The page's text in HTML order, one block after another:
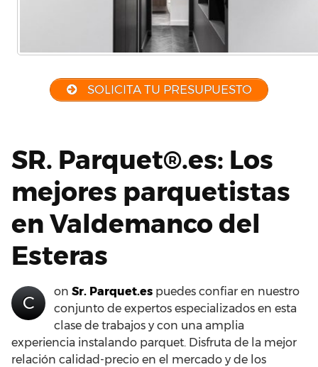
SOLICITA TU PRESUPUESTO
SR. Parquet®.es: Los
mejores parquetistas
en Valdemanco del
Esteras
C
on Sr. Parquet.es puedes confiar en nuestro
conjunto de expertos especializados en esta
clase de trabajos y con una amplia
experiencia instalando parquet. Disfruta de la mejor
relación calidad-precio en el mercado y de los